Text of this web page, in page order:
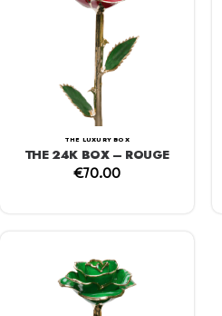
THE LUXURY BOX
THE 24K BOX – ROUGE
€70.00